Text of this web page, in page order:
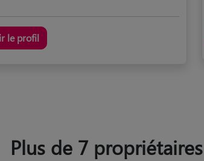
le profil
Plus de 7